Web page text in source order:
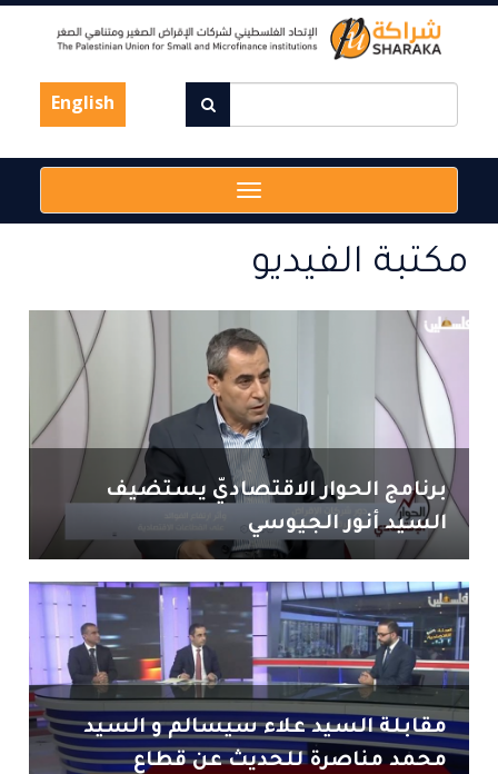
Skip
content
English
Toggle
navigation
مكتبة الفيديو
برنامج الحوار الاقتصاديّ يستضيف
السيد أنور الجيوسي
مقابلة السيد علاء سيسالم و السيد
محمد مناصرة للحديث عن قطاع